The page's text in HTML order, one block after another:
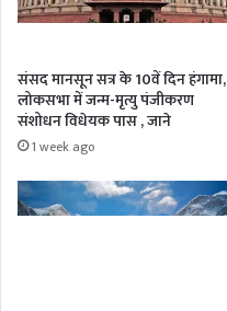
संसद मानसून सत्र के 10वें दिन हंगामा,
लोकसभा में जन्म-मृत्यु पंजीकरण
संशोधन विधेयक पास , जाने
1 week ago